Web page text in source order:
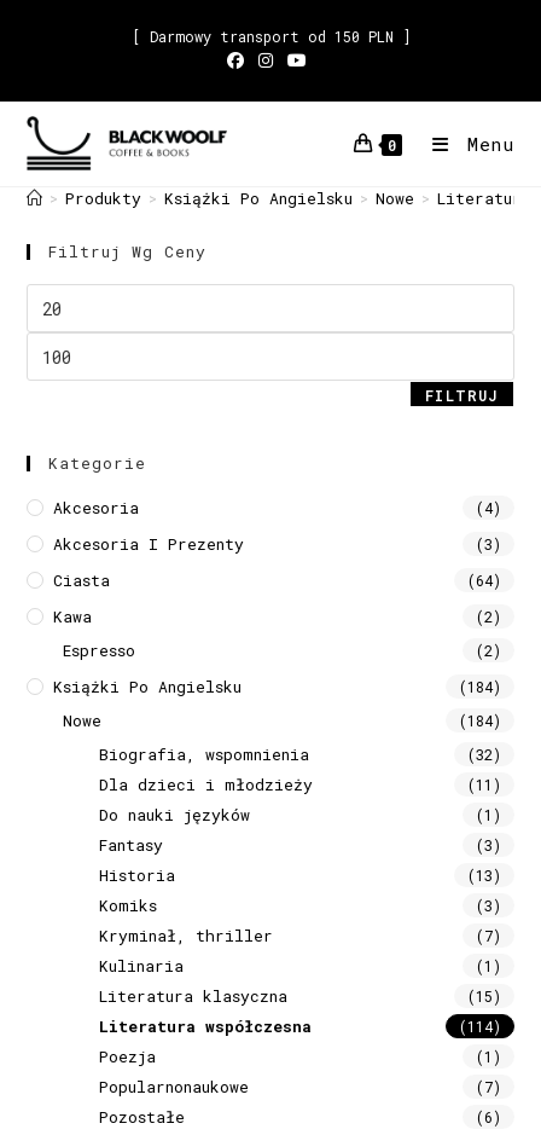
[ Darmowy transport od 150 PLN ]
0 Menu
> Produkty > Książki Po Angielsku > Nowe > Literatura
Filtruj Wg Ceny
FILTRUJ
Kategorie
Akcesoria (4)
Akcesoria I Prezenty (3)
Ciasta (64)
Kawa (2)
Espresso (2)
Książki Po Angielsku (184)
Nowe (184)
Biografia, wspomnienia (32)
Dla dzieci i młodzieży (11)
Do nauki języków (1)
Fantasy (3)
Historia (13)
Komiks (3)
Kryminał, thriller (7)
Kulinaria (1)
Literatura klasyczna (15)
Literatura współczesna (114)
Poezja (1)
Popularnonaukowe (7)
Pozostałe (6)